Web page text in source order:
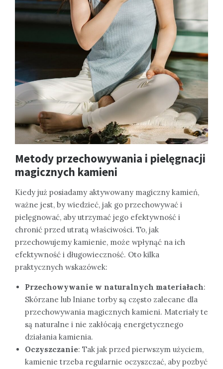
Metody przechowywania i pielęgnacji
magicznych kamieni
Kiedy już posiadamy aktywowany magiczny kamień,
ważne jest, by wiedzieć, jak go przechowywać i
pielęgnować, aby utrzymać jego efektywność i
chronić przed utratą właściwości. To, jak
przechowujemy kamienie, może wpłynąć na ich
efektywność i długowieczność. Oto kilka
praktycznych wskazówek:
Przechowywanie w naturalnych materiałach:
Skórzane lub lniane torby są często zalecane dla
przechowywania magicznych kamieni. Materiały te
są naturalne i nie zakłócają energetycznego
działania kamienia.
Oczyszczanie: Tak jak przed pierwszym użyciem,
kamienie trzeba regularnie oczyszczać, aby pozbyć